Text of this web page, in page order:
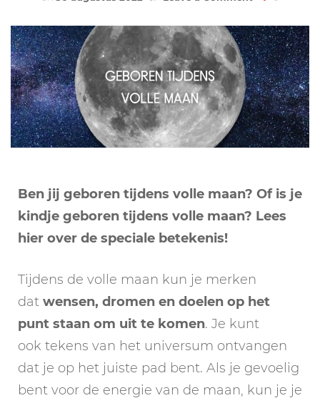
tijdens
de
volle
maan?
Dit
is
de
betekenis!
Ben jij geboren tijdens volle maan? Of is je
kindje geboren tijdens volle maan? Lees
hier over de speciale betekenis!
Tijdens de volle maan kun je merken
dat wensen, dromen en doelen op het
punt staan om uit te komen. Je kunt
ook tekens van het universum ontvangen
dat je op het juiste pad bent. Als je gevoelig
bent voor de energie van de maan, kun je je